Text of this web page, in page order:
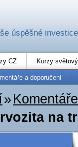
úspěšné investice
CZ Kurzy
a doporučení
»
na